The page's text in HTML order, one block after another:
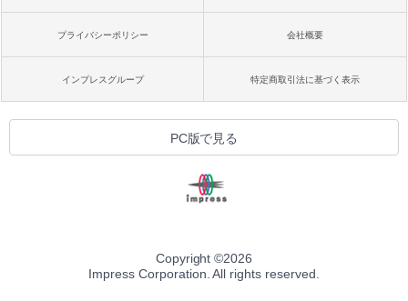
プライバシーポリシー 会社概要
インプレスグループ 特定商取引法に基づく表示
PC版で見る
Copyright ©2026
Impress Corporation. All rights reserved.